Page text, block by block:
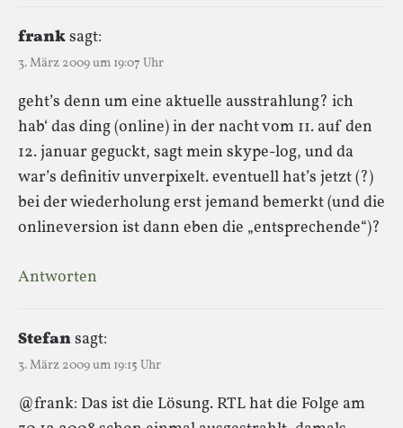
franksagt:
3. März 2009 um 19:07 Uhr
geht’s denn um eine aktuelle ausstrahlung? ich
hab‘ das ding (online) in der nacht vom 11. auf den
12. januar geguckt, sagt mein skype-log, und da
war’s definitiv unverpixelt. eventuell hat’s jetzt (?)
bei der wiederholung erst jemand bemerkt (und die
onlineversion ist dann eben die „entsprechende“)?
Antworten
Stefansagt:
3. März 2009 um 19:15 Uhr
@frank: Das ist die Lösung. RTL hat die Folge am